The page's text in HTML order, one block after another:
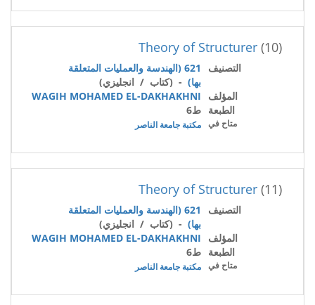
(10)
Theory of Structurer
التصنيف
621 (الهندسة والعمليات المتعلقة
بها) - (كتاب / انجليزي)
المؤلف
WAGIH MOHAMED EL-DAKHAKHNI
الطبعة ط6
متاح في مكتبة جامعة الناصر
(11)
Theory of Structurer
التصنيف
621 (الهندسة والعمليات المتعلقة
بها) - (كتاب / انجليزي)
المؤلف
WAGIH MOHAMED EL-DAKHAKHNI
الطبعة ط6
متاح في مكتبة جامعة الناصر